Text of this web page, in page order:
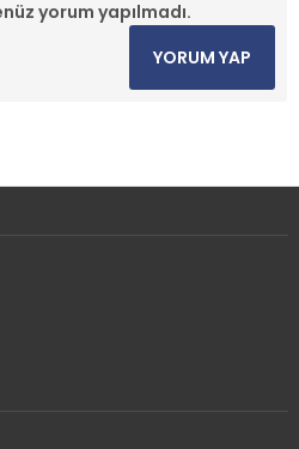
yorum yapılmadı.
YORUM YAP